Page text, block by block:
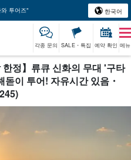
투어즈" 한국어
각종 문의 SALE・특집 예약 확인 메뉴
정】류큐 신화의 무대 '구타
이 투어! 자유시간 있음・